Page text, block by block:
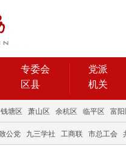
专委会
区县
党派
机关
钱塘区 萧山区 余杭区 临平区 富阳
公党 九三学社 工商联 市总工会